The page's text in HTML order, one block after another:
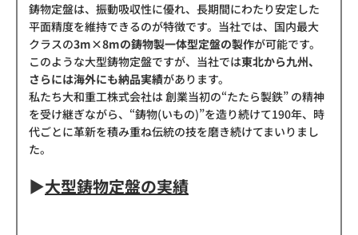
鋳物定盤は、振動吸収性に優れ、長期間にわたり安定した
平面精度を維持できるのが特徴です。当社では、国内最大
クラスの3m×8mの鋳物製一体型定盤の製作が可能です。
このような大型鋳物定盤ですが、当社では東北から九州、
さらには海外にも納品実績があります。
私たち大和重工株式会社は 創業当初の“たたら製鉄” の精神
を受け継ぎながら、“鋳物(いもの)”を造り続けて190年、時
代ごとに革新を積み重ね伝統の技を磨き続けてまいりまし
た。
▶大型鋳物定盤の実績